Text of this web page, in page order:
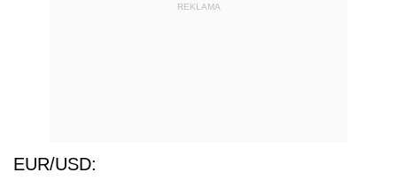
REKLAMA
EUR/USD: